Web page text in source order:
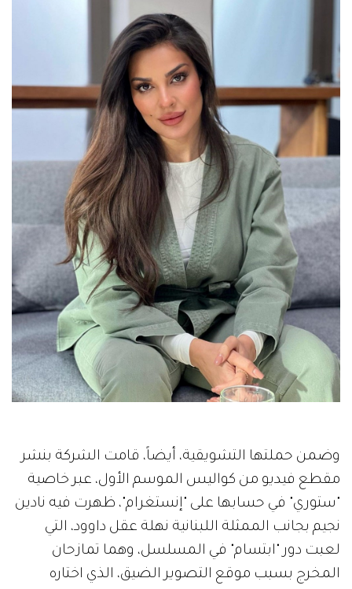
وضمن حملتها التشويقية، أيضاً، قامت الشركة بنشر
مقطع فيديو من كواليس الموسم الأول، عبر خاصية
"ستوري" في حسابها على "إنستغرام"، ظهرت فيه نادين
نجيم بجانب الممثلة اللبنانية نهلة عقل داوود، التي
لعبت دور "ابتسام" في المسلسل، وهما تمازحان
المخرج بسبب موقع التصوير الضيق، الذي اختاره